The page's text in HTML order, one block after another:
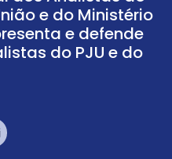
e do Ministério
e defende
do PJU e do